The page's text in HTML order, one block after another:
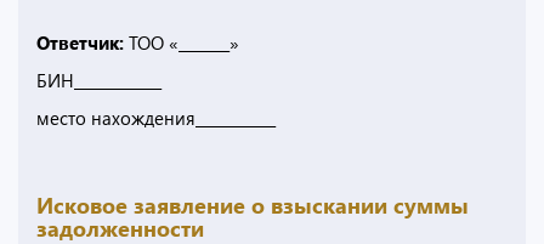
Ответчик: ТОО «_______»
БИН____________
место нахождения___________
Исковое заявление о взыскании суммы
задолженности